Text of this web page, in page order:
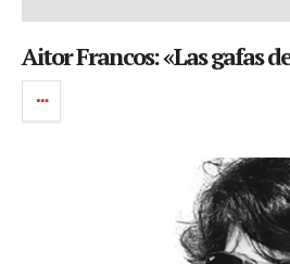
Aitor Francos: «Las gafas